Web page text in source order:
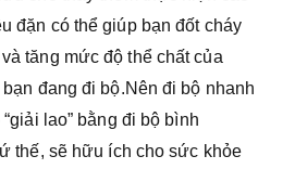
đặn có thể giúp bạn đốt cháy
tăng mức độ thể chất của
đang đi bộ.Nên đi bộ nhanh
lao” bằng đi bộ bình
thế, sẽ hữu ích cho sức khỏe